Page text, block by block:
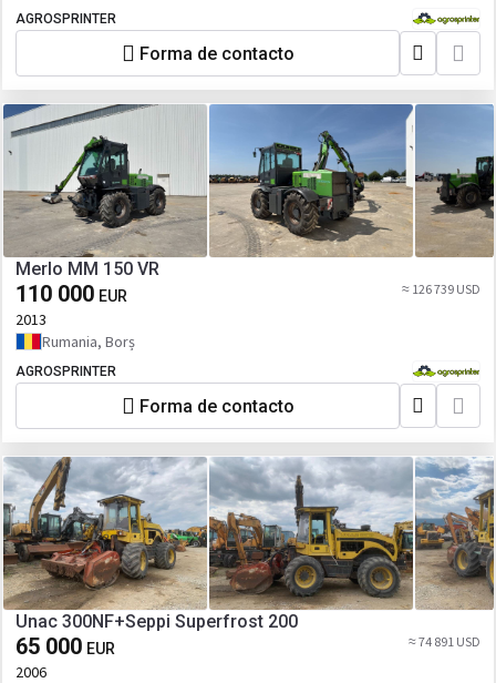
AGROSPRINTER
Forma de contacto
Merlo MM 150 VR
110 000 EUR ≈ 126 739 USD
2013
Rumania, Borș
AGROSPRINTER
Forma de contacto
Unac 300NF+Seppi Superfrost 200
65 000 EUR ≈ 74 891 USD
2006